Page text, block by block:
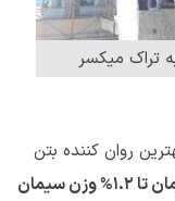
تراک میکسر
روان کننده بتن